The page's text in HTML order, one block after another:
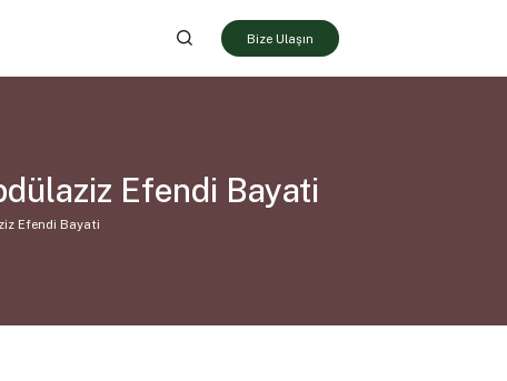
Bize Ulaşın
Efendi Bayati
Efendi Bayati